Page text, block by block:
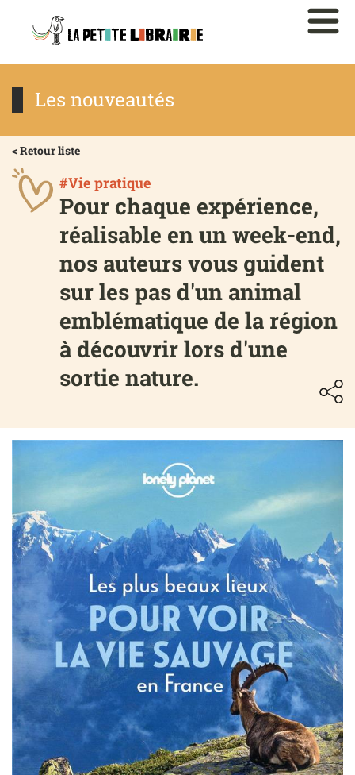
Les nouveautés
< Retour liste
#Vie pratique
Pour chaque expérience,
réalisable en un week-end,
nos auteurs vous guident
sur les pas d'un animal
emblématique de la région
à découvrir lors d'une
sortie nature.